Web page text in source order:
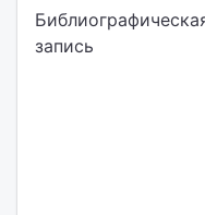
запись